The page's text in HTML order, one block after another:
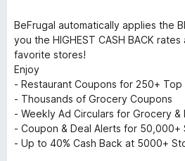
BeFrugal automatically applies the
you the HIGHEST CASH BACK
favorite stores!
Enjoy
- Restaurant Coupons for 250+ Top
- Thousands of Grocery Coupons
- Weekly Ad Circulars for Grocery &
- Coupon & Deal Alerts for 50,000+
- Up to 40% Cash Back at 5000+